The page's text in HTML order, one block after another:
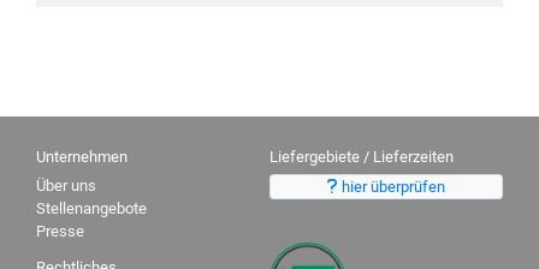
Unternehmen
Über uns
Stellenangebote
Presse
Liefergebiete / Lieferzeiten
hier überprüfen